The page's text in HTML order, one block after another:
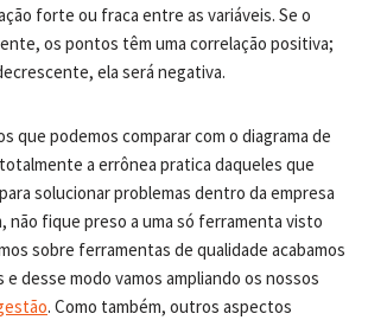
forte ou fraca entre as variáveis. Se o
os pontos têm uma correlação positiva;
ela será negativa.
que podemos comparar com o diagrama de
a errônea pratica daqueles que
solucionar problemas dentro da empresa
não fique preso a uma só ferramenta visto
sobre ferramentas de qualidade acabamos
desse modo vamos ampliando os nossos
. Como também, outros aspectos